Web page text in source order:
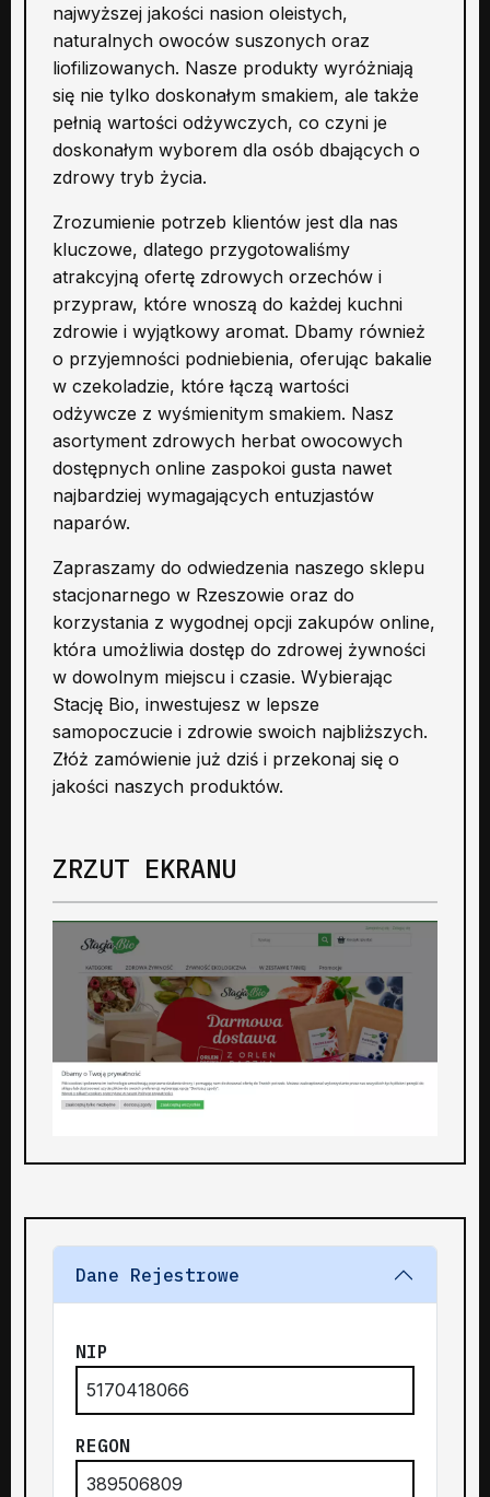
najwyższej jakości nasion oleistych,
naturalnych owoców suszonych oraz
liofilizowanych. Nasze produkty wyróżniają
się nie tylko doskonałym smakiem, ale także
pełnią wartości odżywczych, co czyni je
doskonałym wyborem dla osób dbających o
zdrowy tryb życia.
Zrozumienie potrzeb klientów jest dla nas
kluczowe, dlatego przygotowaliśmy
atrakcyjną ofertę zdrowych orzechów i
przypraw, które wnoszą do każdej kuchni
zdrowie i wyjątkowy aromat. Dbamy również
o przyjemności podniebienia, oferując bakalie
w czekoladzie, które łączą wartości
odżywcze z wyśmienitym smakiem. Nasz
asortyment zdrowych herbat owocowych
dostępnych online zaspokoi gusta nawet
najbardziej wymagających entuzjastów
naparów.
Zapraszamy do odwiedzenia naszego sklepu
stacjonarnego w Rzeszowie oraz do
korzystania z wygodnej opcji zakupów online,
która umożliwia dostęp do zdrowej żywności
w dowolnym miejscu i czasie. Wybierając
Stację Bio, inwestujesz w lepsze
samopoczucie i zdrowie swoich najbliższych.
Złóż zamówienie już dziś i przekonaj się o
jakości naszych produktów.
ZRZUT EKRANU
Dane Rejestrowe
NIP
5170418066
REGON
389506809